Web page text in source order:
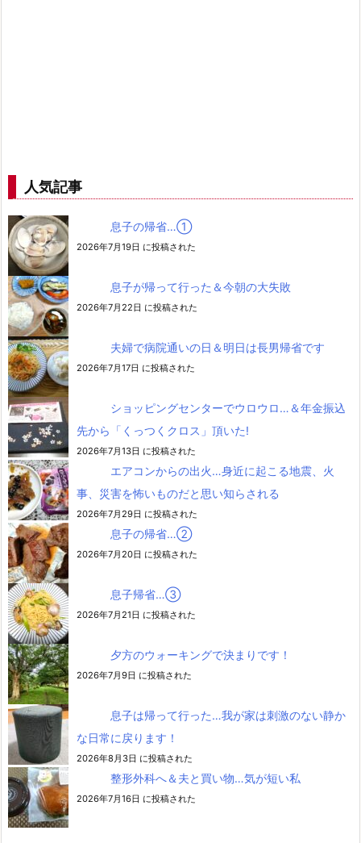
人気記事
息子の帰省…➀
2026年7月19日 に投稿された
息子が帰って行った＆今朝の大失敗
2026年7月22日 に投稿された
夫婦で病院通いの日＆明日は長男帰省です
2026年7月17日 に投稿された
ショッピングセンターでウロウロ…＆年金振込
先から「くっつくクロス」頂いた!
2026年7月13日 に投稿された
エアコンからの出火…身近に起こる地震、火
事、災害を怖いものだと思い知らされる
2026年7月29日 に投稿された
息子の帰省…②
2026年7月20日 に投稿された
息子帰省…③
2026年7月21日 に投稿された
夕方のウォーキングで決まりです！
2026年7月9日 に投稿された
息子は帰って行った…我が家は刺激のない静か
な日常に戻ります！
2026年8月3日 に投稿された
整形外科へ＆夫と買い物…気が短い私
2026年7月16日 に投稿された